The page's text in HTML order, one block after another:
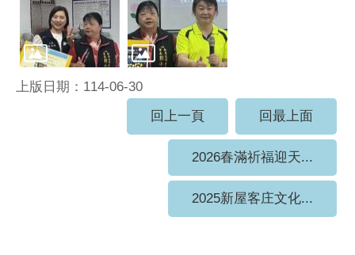
上版日期：114-06-30
回上一頁
回最上面
2026春滿祈福迎天...
2025新屋客庄文化...